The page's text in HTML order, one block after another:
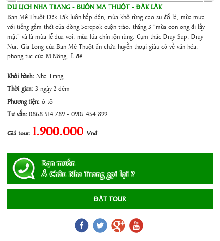
DU LỊCH NHA TRANG - BUÔN MA THUỘT - ĐĂK LĂK
Ban Mê Thuột Đăk Lăk luôn hấp dẫn, mùa khô rừng cao su đổ lá, mùa mưa
với tiếng gầm thét của dòng Serepok cuộn trào, tháng 3 “mùa con ong đi lấy
mật” và là mùa lễ đua voi, mùa lúa chín rộn ràng. Cụm thác Dray Sap, Dray
Nur, Gia Long của Ban Mê Thuột ẩn chứa huyền thoại giàu có về văn hóa,
phong tục của M’Nông, Ê đê.
Khởi hành: Nha Trang
Thời gian: 3 ngày 2 đêm
Phương tiện: ô tô
Tư vấn: 0868 514 789 - 0905 454 899
Giá tour: 1.900.000 Vnđ
Bạn muốn
Á Châu Nha Trang gọi lại ?
ĐẶT TOUR